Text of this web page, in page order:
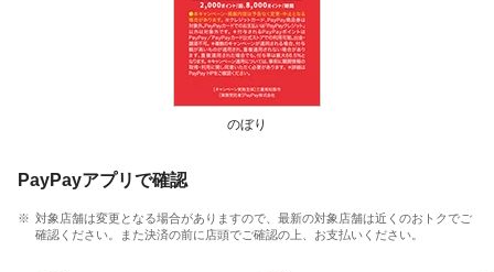
のぼり
PayPayアプリで確認
対象店舗は変更となる場合がありますので、最新の対象店舗は近くのおトクでご
確認ください。また決済の前に店頭でご確認の上、お支払いください。